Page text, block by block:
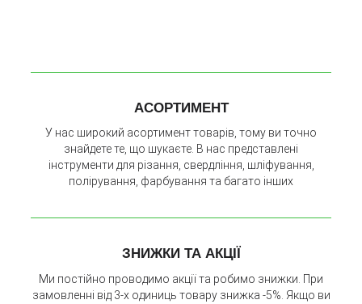
АСОРТИМЕНТ
У нас широкий асортимент товарів, тому ви точно
знайдете те, що шукаєте. В нас представлені
інструменти для різання, свердління, шліфування,
полірування, фарбування та багато інших
ЗНИЖКИ ТА АКЦІЇ
Ми постійно проводимо акції та робимо знижки. При
замовленні від 3-х одиниць товару знижка -5%. Якщо ви